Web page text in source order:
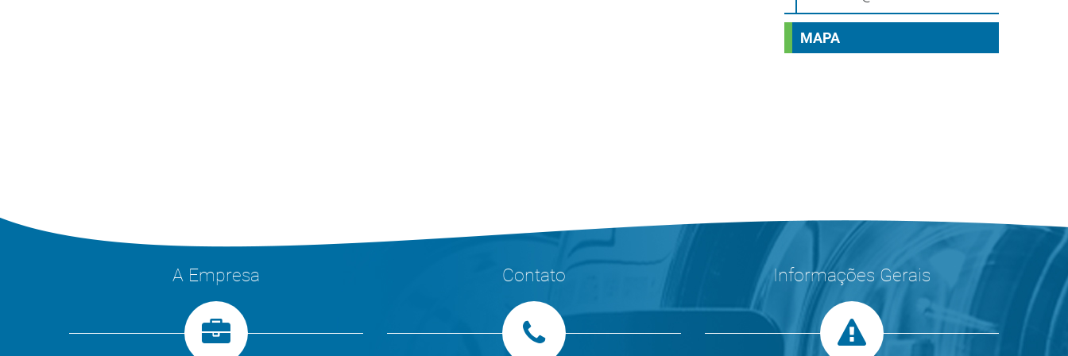
MAPA
A Empresa Contato Informações Gerais